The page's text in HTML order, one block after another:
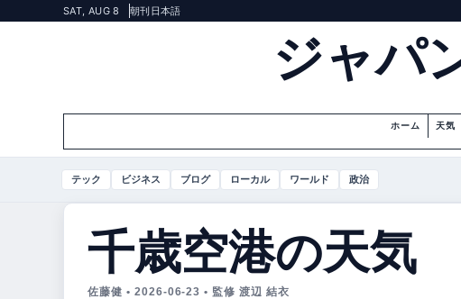
SAT, AUG 8 朝刊 日本語
ジャパ
ホーム 天気
テック ビジネス ブログ ローカル ワールド 政治
千歳空港の天気
佐藤健 • 2026-06-23 • 監修 渡辺 結衣